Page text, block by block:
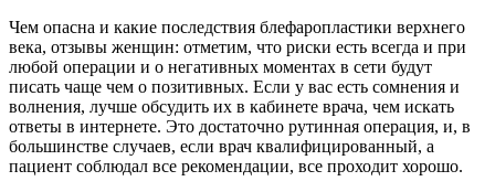
Чем опасна и какие последствия блефаропластики верхнего
века, отзывы женщин: отметим, что риски есть всегда и при
любой операции и о негативных моментах в сети будут
писать чаще чем о позитивных. Если у вас есть сомнения и
волнения, лучше обсудить их в кабинете врача, чем искать
ответы в интернете. Это достаточно рутинная операция, и, в
большинстве случаев, если врач квалифицированный, а
пациент соблюдал все рекомендации, все проходит хорошо.